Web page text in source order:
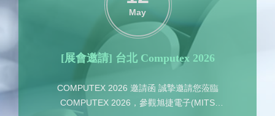
May
[展會邀請] 台北 Computex 2026
COMPUTEX 2026 邀請函 誠摯邀請您蒞臨
COMPUTEX 2026，參觀旭捷電子(MITS